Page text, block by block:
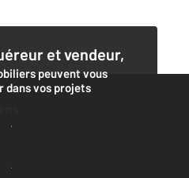
et vendeur,
peuvent vous
dans vos projets
l'agence
une estimation